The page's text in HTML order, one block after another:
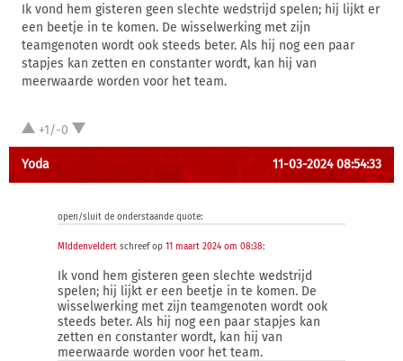
Ik vond hem gisteren geen slechte wedstrijd spelen; hij lijkt er
een beetje in te komen. De wisselwerking met zijn
teamgenoten wordt ook steeds beter. Als hij nog een paar
stapjes kan zetten en constanter wordt, kan hij van
meerwaarde worden voor het team.
+1/-0
Yoda 11-03-2024 08:54:33
open/sluit de onderstaande quote:
MIddenveldert schreef op 11 maart 2024 om 08:38:
Ik vond hem gisteren geen slechte wedstrijd
spelen; hij lijkt er een beetje in te komen. De
wisselwerking met zijn teamgenoten wordt ook
steeds beter. Als hij nog een paar stapjes kan
zetten en constanter wordt, kan hij van
meerwaarde worden voor het team.